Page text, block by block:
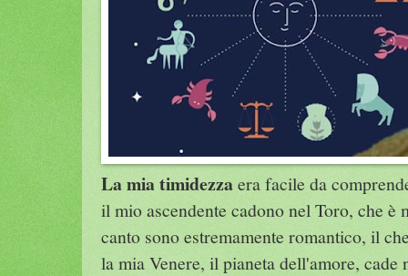
La mia timidezzaera facile da
il mio ascendente cadono nel Toro, che
canto sono estremamente romantico, il
la mia Venere, il pianeta dell'amore,